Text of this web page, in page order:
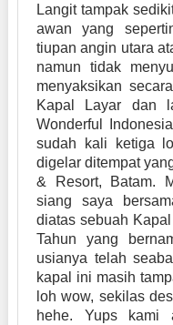
Langit tampak
awan yang
tiupan angin utara
namun tidak
menyaksikan
Kapal Layar dan
Wonderful
sudah kali ketiga
digelar ditempat
& Resort, Batam.
siang saya
diatas sebuah
Tahun yang
usianya telah
kapal ini masih
loh wow, sekilas
hehe. Yups kami